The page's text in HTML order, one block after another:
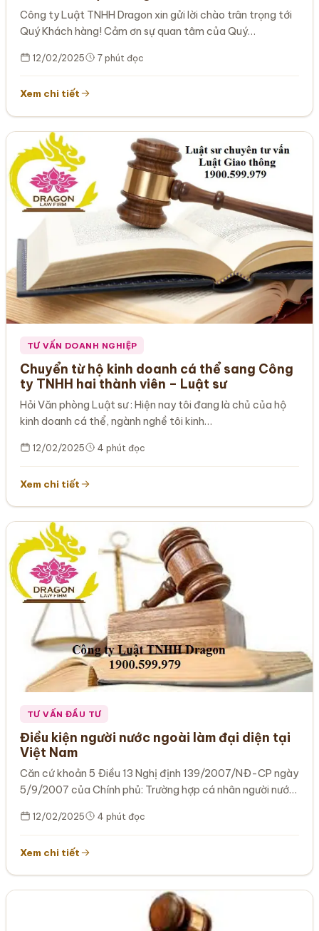
Công ty Luật TNHH Dragon xin gửi lời chào trân trọng tới
Quý Khách hàng! Cảm ơn sự quan tâm của Quý…
12/02/2025 7 phút đọc
Xem chi tiết
TƯ VẤN DOANH NGHIỆP
Chuyển từ hộ kinh doanh cá thể sang Công
ty TNHH hai thành viên – Luật sư
Hỏi Văn phòng Luật sư : Hiện nay tôi đang là chủ của hộ
kinh doanh cá thể, ngành nghề tôi kinh…
12/02/2025 4 phút đọc
Xem chi tiết
TƯ VẤN ĐẦU TƯ
Điều kiện người nước ngoài làm đại diện tại
Việt Nam
Căn cứ khoản 5 Ðiều 13 Nghị định 139/2007/NÐ-CP ngày
5/9/2007 của Chính phủ: Trường hợp cá nhân người nước
12/02/2025 4 phút đọc
Xem chi tiết